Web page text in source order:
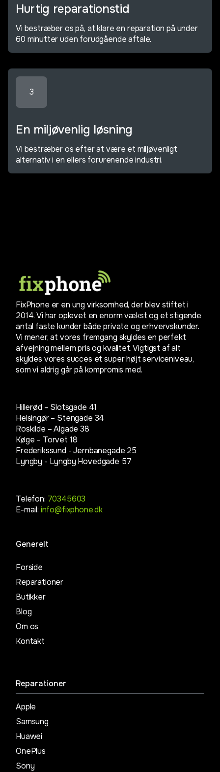
Hurtig reparationstid
Vi bestræber os på, at klare en reparation på under
60 minutter uden forudgående aftale.
3
En miljøvenlig løsning
Vi bestræber os efter at være et miljøvenligt
alternativ i en ellers forurenende industri.
FixPhone er en ung virksomhed, der blev stiftet i
2014. Vi har oplevet en enorm vækst og et stigende
antal faste kunder både private og erhvervskunder.
Vi mener, at vores fremgang skyldes en perfekt
afvejning mellem pris og kvalitet. Vigtigst af alt
skyldes vores succes et super højt serviceniveau,
som vi aldrig går på kompromis med.
Hillerød – Slotsgade 41
Helsingør – Stengade 34
Roskilde – Algade 38
Køge – Torvet 18
Frederikssund - Jernbanegade 25
Lyngby - Lyngby Hovedgade 57
Telefon: 70345603
E-mail: info@fixphone.dk
Generelt
Forside
Reparationer
Butikker
Blog
Om os
Kontakt
Reparationer
Apple
Samsung
Huawei
OnePlus
Sony